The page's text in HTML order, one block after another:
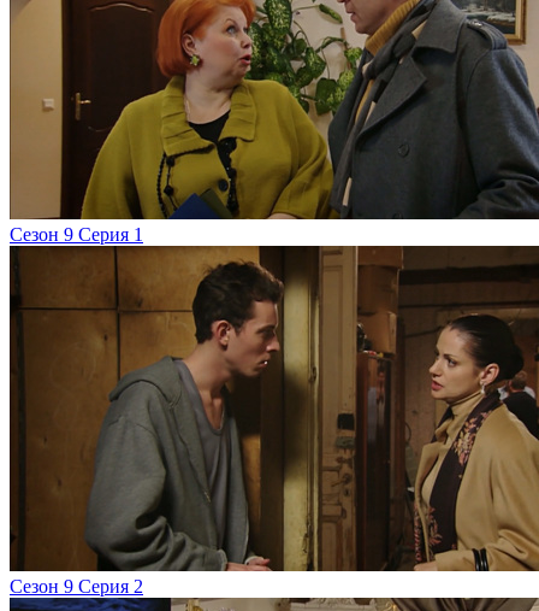
Сезон 9 Серия 1
Сезон 9 Серия 2